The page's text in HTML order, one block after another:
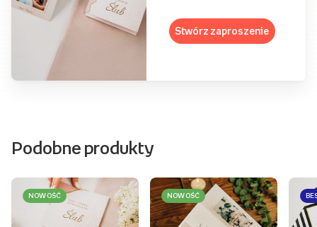
Stwórz zaproszenie
Podobne produkty
NOWOŚĆ NOWOŚĆ